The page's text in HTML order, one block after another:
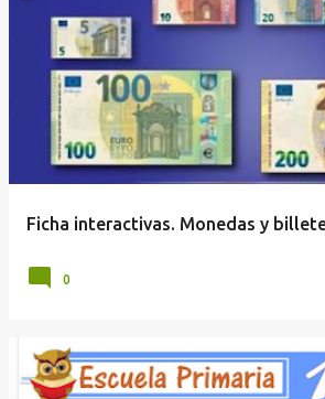
Ficha interactivas. Monedas y
0